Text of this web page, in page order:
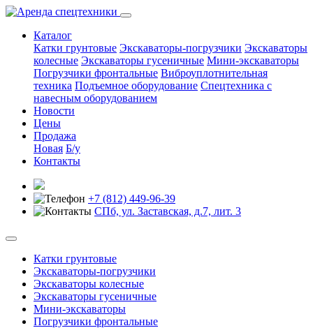
Каталог
Катки грунтовые Экскаваторы-погрузчики Экскаваторы
колесные Экскаваторы гусеничные Мини-экскаваторы
Погрузчики фронтальные Виброуплотнительная
техника Подъемное оборудование Спецтехника с
навесным оборудованием
Новости
Цены
Продажа
Новая Б/у
Контакты
+7 (812) 449-96-39
СПб, ул. Заставская, д.7, лит. 3
Катки грунтовые
Экскаваторы-погрузчики
Экскаваторы колесные
Экскаваторы гусеничные
Мини-экскаваторы
Погрузчики фронтальные